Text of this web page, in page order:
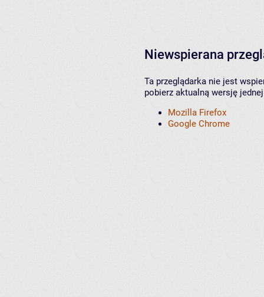
Niewspierana
Ta przeglądarka nie jest
pobierz aktualną wersję
Mozilla Firefox
Google Chrome